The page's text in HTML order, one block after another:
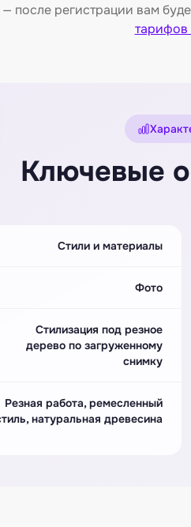
после регистрации вам
тарифов
Ключевые
Стили и материалы
Фото
Стилизация под резное
дерево по загруженному
снимку
Резная работа, ремесленный
натуральная древесина